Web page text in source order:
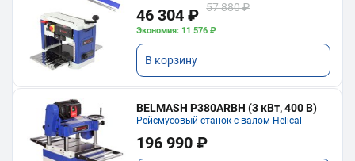
46 304 ₽ 57 880 ₽
Экономия: 11 576 ₽
В корзину
BELMASH P380ARBH (3 кВт, 400 В)
Рейсмусовый станок с валом Helical
196 990 ₽